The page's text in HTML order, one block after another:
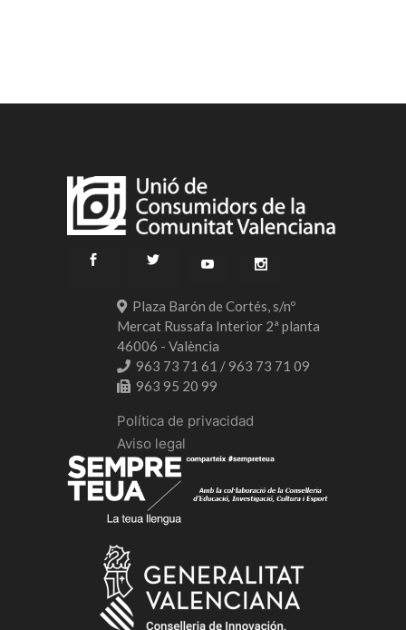
Plaza Barón de Cortés, s/nº
Mercat Russafa Interior 2ª planta
46006 - València
963 73 71 61 / 963 73 71 09
963 95 20 99
Política de privacidad
Aviso legal